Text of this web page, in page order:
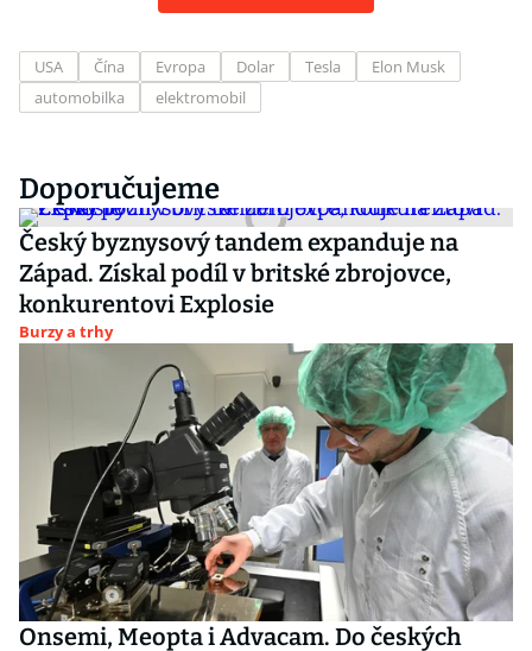
USA Čína Evropa Dolar Tesla
Elon Musk
automobilka
elektromobil
Doporučujeme
Český byznysový tandem expanduje na
Západ. Získal podíl v britské zbrojovce,
konkurentovi Explosie
Burzy a trhy
Onsemi, Meopta i Advacam. Do českých